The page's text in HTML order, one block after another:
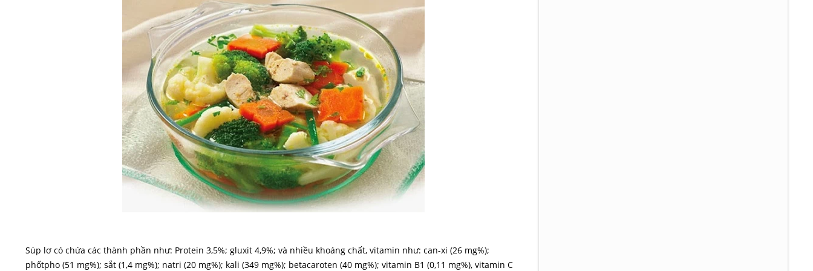
Súp lơ có chứa các thành phần như: Protein 3,5%; gluxit 4,9%; và nhiều khoáng chất, vitamin như: can-xi (26 mg%);
phốtpho (51 mg%); sắt (1,4 mg%); natri (20 mg%); kali (349 mg%); betacaroten (40 mg%); vitamin B1 (0,11 mg%), vitamin C